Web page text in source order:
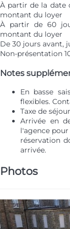
À partir de la date
montant du loyer
À partir de 60
montant du loyer
De 30 jours avant,
Non-présentation
Notes
En basse
flexibles.
Taxe de
Arrivée en
l'agence
réservation
arrivée.
Photos